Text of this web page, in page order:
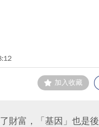
加入收藏
財富，「基因」也是